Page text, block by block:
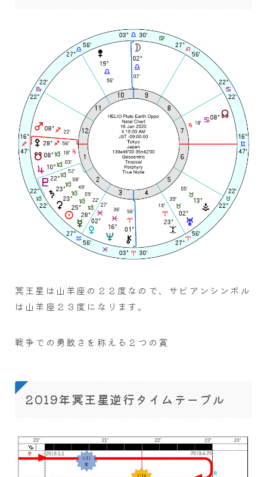
冥王星は山羊座の２２度なので、サビアンシンボル
は山羊座２３度になります。
戦争での勇敢さを称える２つの賞
2019年冥王星逆行タイムテーブル